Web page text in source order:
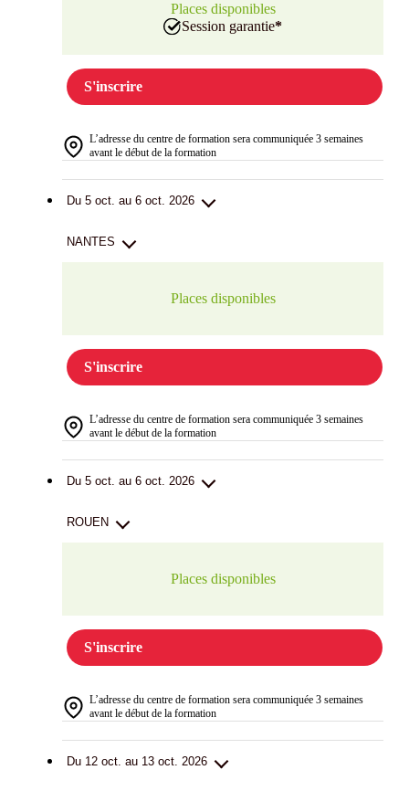
Places disponibles
Session garantie*
S'inscrire
L’adresse du centre de formation sera communiquée 3 semaines
avant le début de la formation
Du 5 oct. au 6 oct. 2026
NANTES
Places disponibles
S'inscrire
L’adresse du centre de formation sera communiquée 3 semaines
avant le début de la formation
Du 5 oct. au 6 oct. 2026
ROUEN
Places disponibles
S'inscrire
L’adresse du centre de formation sera communiquée 3 semaines
avant le début de la formation
Du 12 oct. au 13 oct. 2026